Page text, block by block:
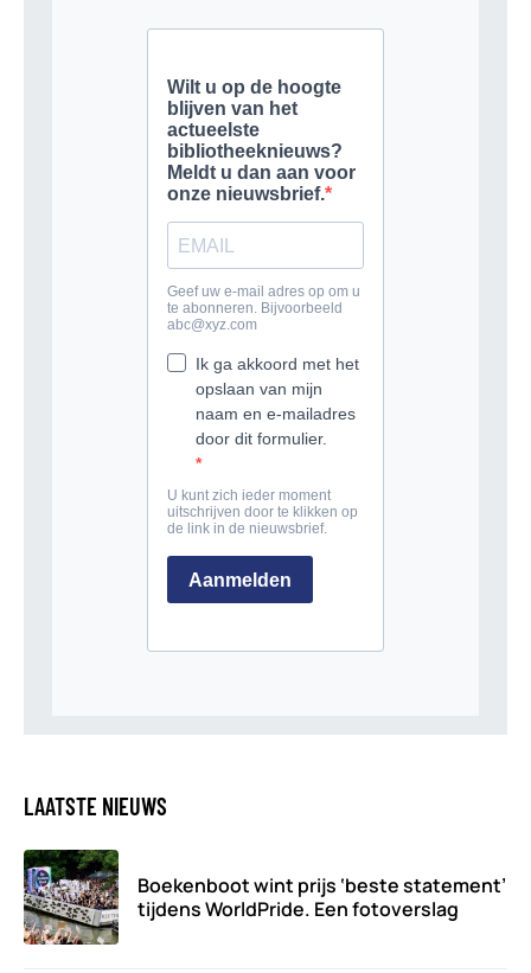
LAATSTE NIEUWS
Boekenboot wint prijs ‘beste statement’
tijdens WorldPride. Een fotoverslag